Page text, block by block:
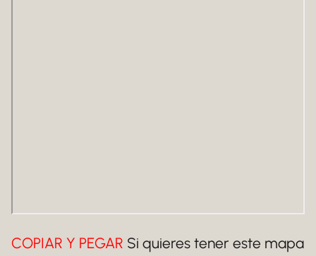
COPIAR Y PEGAR Si quieres tener este mapa